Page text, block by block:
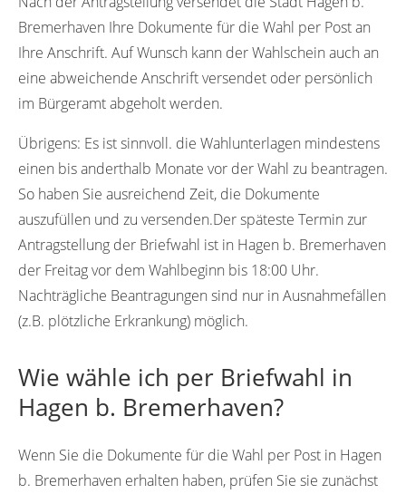
Bremerhaven Ihre Dokumente für die Wahl per Post an
Ihre Anschrift. Auf Wunsch kann der Wahlschein auch an
eine abweichende Anschrift versendet oder persönlich
im Bürgeramt abgeholt werden.
Übrigens: Es ist sinnvoll. die Wahlunterlagen mindestens
einen bis anderthalb Monate vor der Wahl zu beantragen.
So haben Sie ausreichend Zeit, die Dokumente
auszufüllen und zu versenden.Der späteste Termin zur
Antragstellung der Briefwahl ist in Hagen b. Bremerhaven
der Freitag vor dem Wahlbeginn bis 18:00 Uhr.
Nachträgliche Beantragungen sind nur in Ausnahmefällen
(z.B. plötzliche Erkrankung) möglich.
Wie wähle ich per Briefwahl in
Hagen b. Bremerhaven?
Wenn Sie die Dokumente für die Wahl per Post in Hagen
b. Bremerhaven erhalten haben, prüfen Sie sie zunächst